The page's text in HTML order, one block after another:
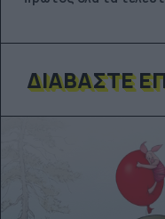
ΔΙΑΒΆΣΤΕ